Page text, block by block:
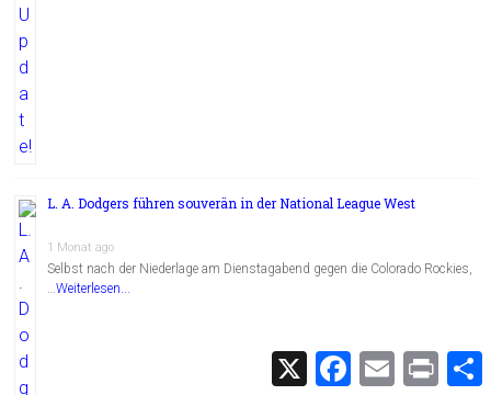
L. A. Dodgers führen souverän in der National League West
1 Monat ago
Selbst nach der Niederlage am Dienstagabend gegen die Colorado Rockies,
…Weiterlesen...
X
F
E
m
P